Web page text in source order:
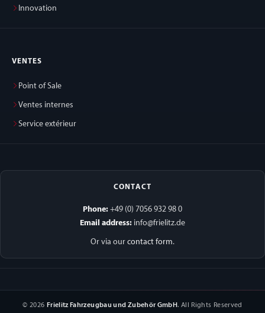
Innovation
VENTES
Point of Sale
Ventes internes
Service extérieur
CONTACT
Phone: +49 (0) 7056 932 98 0
Email address: info@frielitz.de
Or via our contact form.
© 2026 Frielitz Fahrzeugbau und Zubehör GmbH. All Rights Reserved